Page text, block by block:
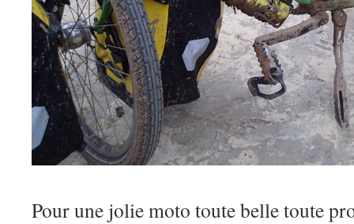
Pour une jolie moto toute belle toute